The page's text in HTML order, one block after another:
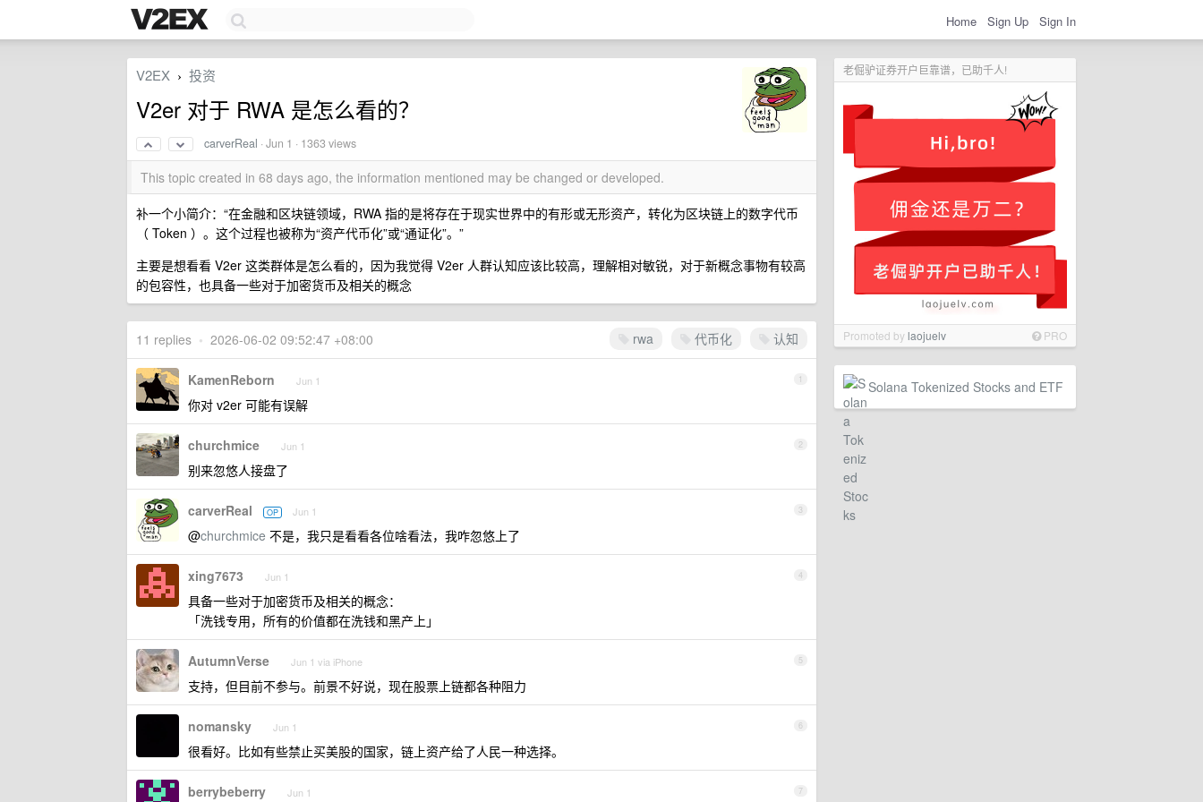
Home Sign Up Sign In
老倔驴证券开户巨靠谱，已助千人!
Promoted bylaojuelv PRO
Solana Tokenized Stocks and ETF
V2EX › 投资
V2er 对于 RWA 是怎么看的？
carverReal ·Jun 1 · 1363 views
This topic created in 68 days ago, the information mentioned may be changed or developed.
补一个小简介：“在金融和区块链领域，RWA 指的是将存在于现实世界中的有形或无形资产，转化为区块链上的数字代币
（ Token ）。这个过程也被称为“资产代币化”或“通证化”。”
主要是想看看 V2er 这类群体是怎么看的，因为我觉得 V2er 人群认知应该比较高，理解相对敏锐，对于新概念事物有较高
的包容性，也具备一些对于加密货币及相关的概念
rwa 代币化 认知
11 replies • 2026-06-02 09:52:47 +08:00
1
KamenReborn Jun 1
你对 v2er 可能有误解
2
churchmice Jun 1
别来忽悠人接盘了
3
carverReal OP Jun 1
@churchmice 不是，我只是看看各位啥看法，我咋忽悠上了
4
xing7673 Jun 1
具备一些对于加密货币及相关的概念：
「洗钱专用，所有的价值都在洗钱和黑产上」
5
AutumnVerse Jun 1 via iPhone
支持，但目前不参与。前景不好说，现在股票上链都各种阻力
6
nomansky Jun 1
很看好。比如有些禁止买美股的国家，链上资产给了人民一种选择。
7
berrybeberry Jun 1